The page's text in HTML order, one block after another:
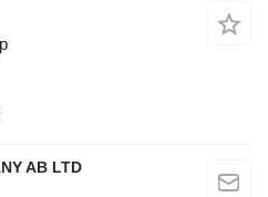
AB LTD